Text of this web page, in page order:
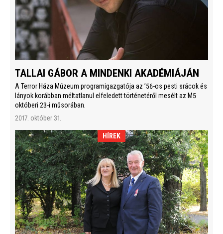
TALLAI GÁBOR A MINDENKI AKADÉMIÁJÁN
A Terror Háza Múzeum programigazgatója az ’56-os pesti srácok és
lányok korábban méltatlanul elfeledett történetéről mesélt az M5
októberi 23-i műsorában.
2017. október 31.
HÍREK